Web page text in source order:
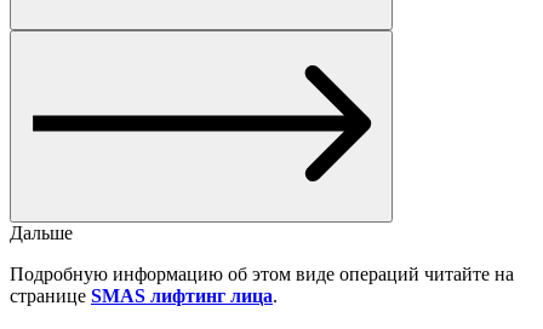
Дальше
Подробную информацию об этом виде операций читайте на
странице SMAS лифтинг лица.